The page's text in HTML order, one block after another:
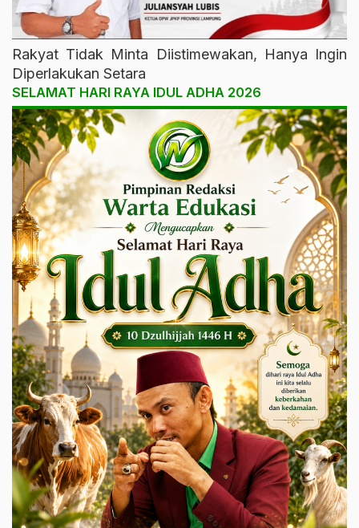
Rakyat Tidak Minta Diistimewakan, Hanya Ingin
Diperlakukan Setara
SELAMAT HARI RAYA IDUL ADHA 2026